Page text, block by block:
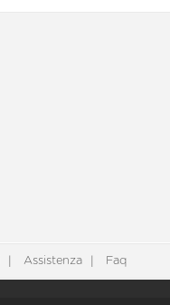
Assistenza Faq